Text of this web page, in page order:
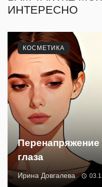
ИНТЕРЕСНО
глаза
Ирина Довгалева
КОСМЕТИКА